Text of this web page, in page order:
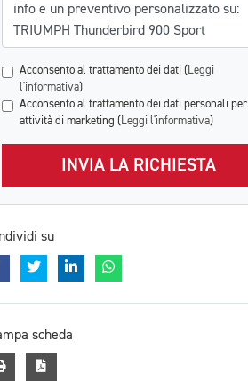
Acconsento al trattamento dei dati ( Leggi
l'informativa)
Acconsento al trattamento dei dati personali per
attività di marketing ( Leggi l'informativa)
INVIA LA RICHIESTA
su
scheda